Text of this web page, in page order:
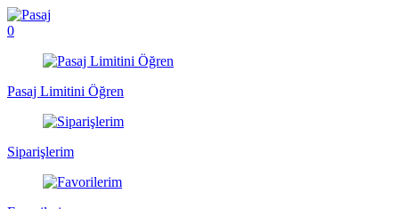
0
Pasaj Limitini Öğren
Siparişlerim